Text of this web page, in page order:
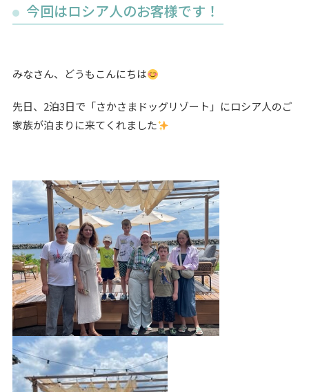
今回はロシア人のお客様です！
みなさん、どうもこんにちは
先日、2泊3日で「さかさまドッグリゾート」にロシア人のご
家族が泊まりに来てくれました